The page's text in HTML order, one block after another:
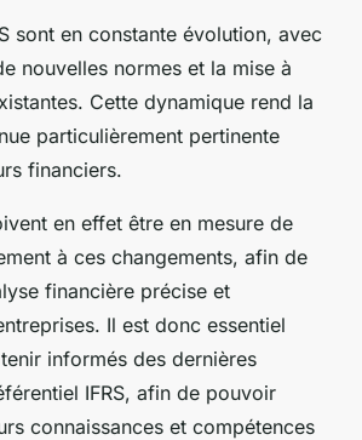
sont en constante évolution, avec
nouvelles normes et la mise à
Cette dynamique rend la
particulièrement pertinente
financiers.
en effet être en mesure de
à ces changements, afin de
financière précise et
Il est donc essentiel
informés des dernières
IFRS, afin de pouvoir
connaissances et compétences